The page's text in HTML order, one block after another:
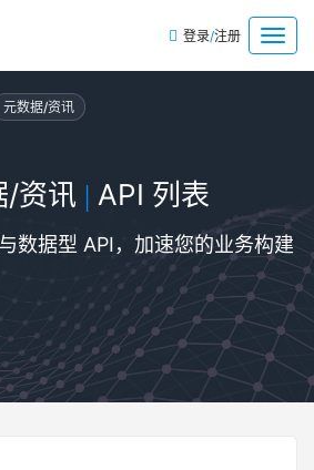
菜
单
登录/注册
元数据/资讯
/资讯 | API 列表
数据型 API，加速您的业务构建